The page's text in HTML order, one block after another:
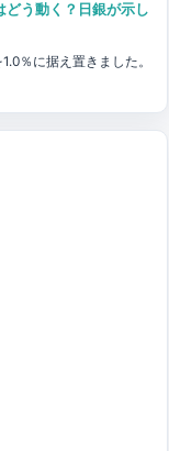
う動く？日銀が示し
％に据え置きました。